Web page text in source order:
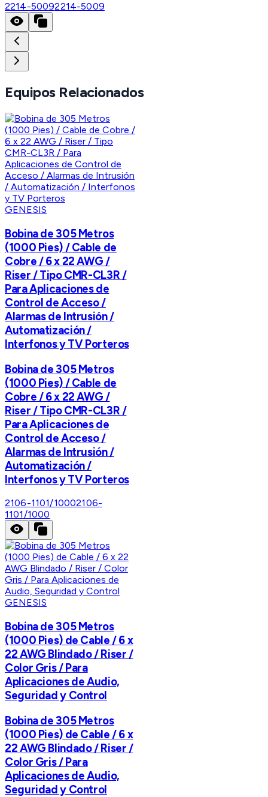
2214-50092214-5009
Equipos Relacionados
GENESIS
Bobina de 305 Metros
(1000 Pies) / Cable de
Cobre / 6 x 22 AWG /
Riser / Tipo CMR-CL3R /
Para Aplicaciones de
Control de Acceso /
Alarmas de Intrusión /
Automatización /
Interfonos y TV Porteros
Bobina de 305 Metros
(1000 Pies) / Cable de
Cobre / 6 x 22 AWG /
Riser / Tipo CMR-CL3R /
Para Aplicaciones de
Control de Acceso /
Alarmas de Intrusión /
Automatización /
Interfonos y TV Porteros
2106-1101/10002106-
1101/1000
GENESIS
Bobina de 305 Metros
(1000 Pies) de Cable / 6 x
22 AWG Blindado / Riser /
Color Gris / Para
Aplicaciones de Audio,
Seguridad y Control
Bobina de 305 Metros
(1000 Pies) de Cable / 6 x
22 AWG Blindado / Riser /
Color Gris / Para
Aplicaciones de Audio,
Seguridad y Control